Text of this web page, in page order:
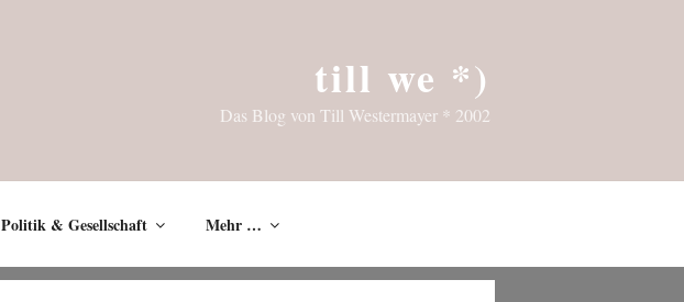
till we *)
Das Blog von Till Westermayer * 2002
Politik & Gesellschaft Mehr …